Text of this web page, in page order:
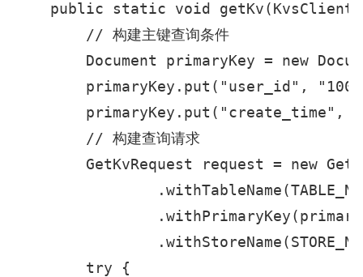
public static void getKv(KvsClient
        // 构建主键查询条件
Document primaryKey = new
primaryKey.put("user_id",
primaryKey.put("create_time",
        // 构建查询请求
GetKvRequest request = new
        try {